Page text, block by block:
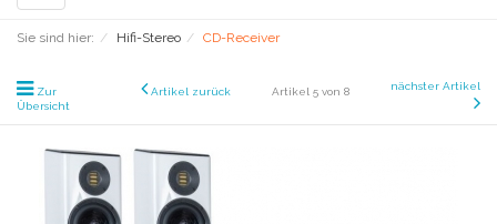
navigation
Sie sind hier: Hifi-Stereo CD-Receiver
Zur
Übersicht
Artikel zurück Artikel 5 von 8 nächster Artikel